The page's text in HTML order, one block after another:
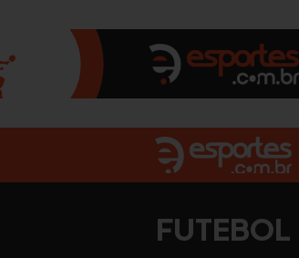
FUTEBOL